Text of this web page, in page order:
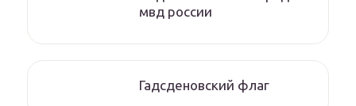
мвд россии
Гадсденовский флаг